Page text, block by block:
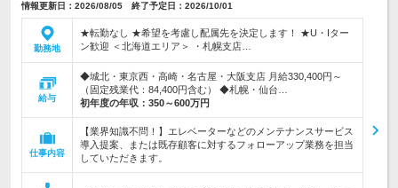
情報更新日：2026/08/05 終了予定日：2026/10/01
勤務地
★転勤なし ★希望を考慮し配属先を決定します！ ★U・Iター
ン歓迎 ＜北海道エリア＞ ・札幌支店…
給与
◆城北・東京西・高崎・名古屋・大阪支店 月給330,400円～
（固定残業代：84,400円含む） ◆札幌・仙台…
初年度の年収： 350～600万円
仕事内容
【業界知識不問！】エレベーターなどのメンテナンスサービス
導入提案、または既存顧客に対するフォローアップ業務を担当
していただきます。